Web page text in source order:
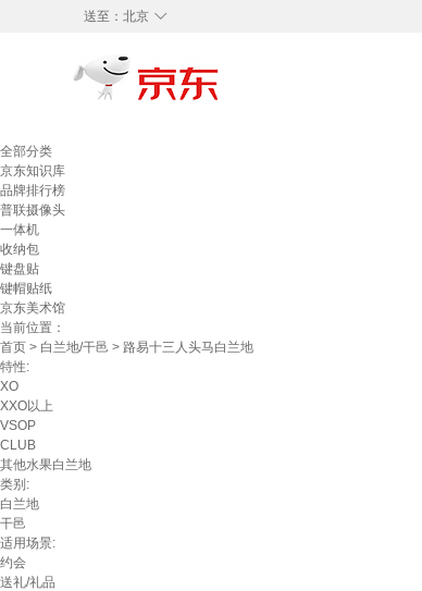
◇
送至： 北京
全部分类
京东知识库
品牌排行榜
普联摄像头
一体机
收纳包
键盘贴
键帽贴纸
京东美术馆
当前位置：
首页 > 白兰地/干邑 > 路易十三人头马白兰地
特性:
XO
XXO以上
VSOP
CLUB
其他水果白兰地
类别:
白兰地
干邑
适用场景:
约会
送礼/礼品